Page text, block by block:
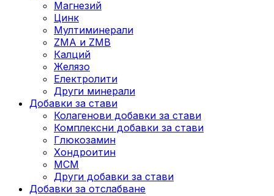
Магнезий
Цинк
Мултиминерали
ZMA и ZMB
Калций
Желязо
Електролити
Други минерали
Добавки за стави
Колагенови добавки за стави
Комплексни добавки за стави
Глюкозамин
Хондроитин
МСМ
Други добавки за стави
Добавки за отслабване